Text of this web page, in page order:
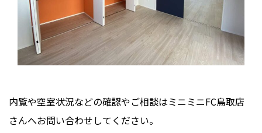
内覧や空室状況などの確認やご相談はミニミニFC鳥取店
さんへお問い合わせしてください。